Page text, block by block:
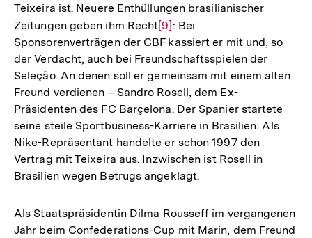
Teixeira ist. Neuere Enthüllungen brasilianischer
Zeitungen geben ihm RechtZur
Auflösung
der
Fußnote
[9] : Bei
Sponsorenverträgen der CBF kassiert er mit und, so
der Verdacht, auch bei Freundschaftsspielen der
Seleção. An denen soll er gemeinsam mit einem alten
Freund verdienen – Sandro Rosell, dem Ex-
Präsidenten des FC Barçelona. Der Spanier startete
seine steile Sportbusiness-Karriere in Brasilien: Als
Nike-Repräsentant handelte er schon 1997 den
Vertrag mit Teixeira aus. Inzwischen ist Rosell in
Brasilien wegen Betrugs angeklagt.
Als Staatspräsidentin Dilma Rousseff im vergangenen
Jahr beim Confederations-Cup mit Marin, dem Freund